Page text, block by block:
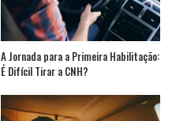
A Jornada para a Primeira Habilitação:
É Difícil Tirar a CNH?